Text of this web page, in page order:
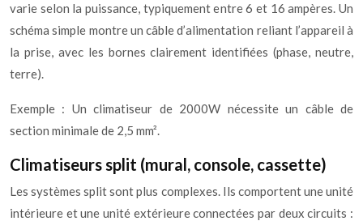
varie selon la puissance, typiquement entre 6 et 16 ampères. Un
schéma simple montre un câble d’alimentation reliant l’appareil à
la prise, avec les bornes clairement identifiées (phase, neutre,
terre).
Exemple : Un climatiseur de 2000W nécessite un câble de
section minimale de 2,5 mm².
Climatiseurs split (mural, console, cassette)
Les systèmes split sont plus complexes. Ils comportent une unité
intérieure et une unité extérieure connectées par deux circuits :